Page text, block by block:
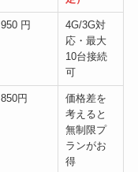
950 円
4G/3G対
応・最大
10台接続
可
850円
価格差を
考えると
無制限プ
ランがお
得